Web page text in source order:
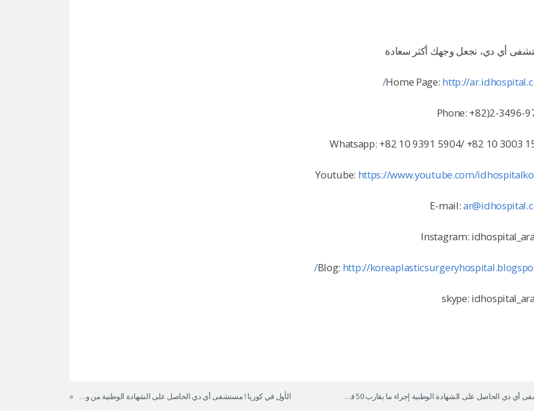
أي دي، نجعل وجهك أكثر سعادة
Home Page: http://
Phone: +82)2-3496-
Whatsapp: +82 10 9391 5904/ +82 10 3003
Youtube: https://www.youtube.com/
E-mail:
Instagram:
Blog: http://
skype:
« الأول في كوريا ! مستشفى أي دي الحاصل على الشهادة الوطنية من وزارة الصحة والرعاية مستشفى أي دي الحاصل على الشهادة الوطنية إجراء ما يقارب 50 فحص طبي للمحافظة على سلامة المريض